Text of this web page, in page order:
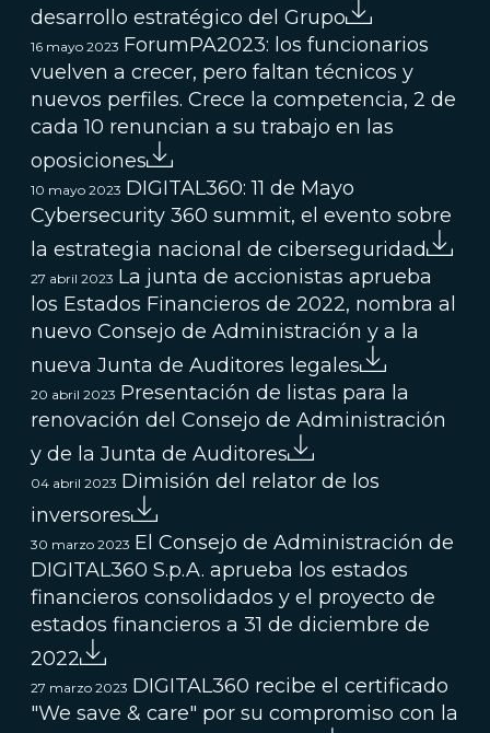
desarrollo estratégico del Grupo
16 mayo 2023 ForumPA2023: los funcionarios
vuelven a crecer, pero faltan técnicos y
nuevos perfiles. Crece la competencia, 2 de
cada 10 renuncian a su trabajo en las
oposiciones
10 mayo 2023 DIGITAL360: 11 de Mayo
Cybersecurity 360 summit, el evento sobre
la estrategia nacional de ciberseguridad
27 abril 2023 La junta de accionistas aprueba
los Estados Financieros de 2022, nombra al
nuevo Consejo de Administración y a la
nueva Junta de Auditores legales
20 abril 2023 Presentación de listas para la
renovación del Consejo de Administración
y de la Junta de Auditores
04 abril 2023 Dimisión del relator de los
inversores
30 marzo 2023 El Consejo de Administración de
DIGITAL360 S.p.A. aprueba los estados
financieros consolidados y el proyecto de
estados financieros a 31 de diciembre de
2022
27 marzo 2023 DIGITAL360 recibe el certificado
"We save & care" por su compromiso con la